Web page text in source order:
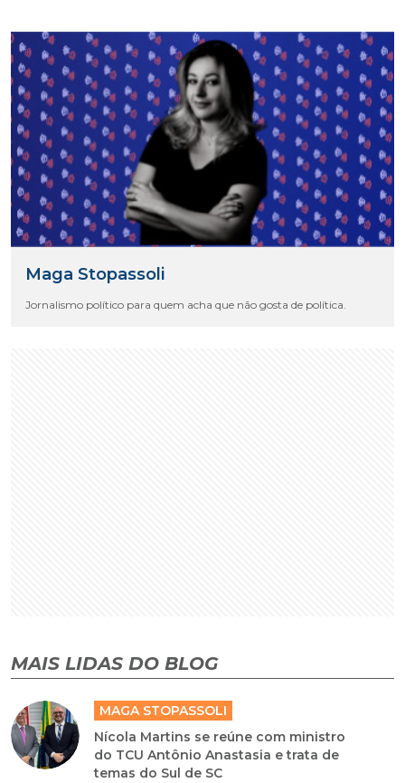
Maga Stopassoli
Jornalismo político para quem acha que não gosta de política.
MAIS LIDAS DO BLOG
MAGA STOPASSOLI
Nícola Martins se reúne com ministro
do TCU Antônio Anastasia e trata de
temas do Sul de SC